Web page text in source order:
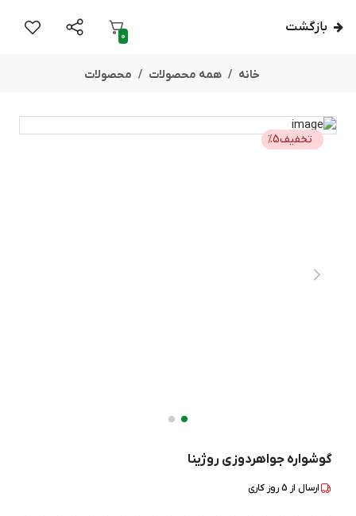
بازگشت
0
خانه همه محصولات محصولات
تخفیف %5
گوشواره جواهردوزی روژینا
ارسال از 5روز کاری